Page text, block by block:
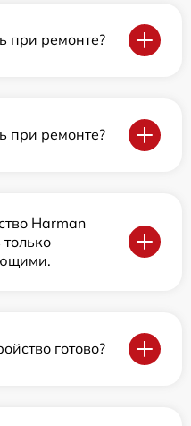
при ремонте?
при ремонте?
Harman
готово?